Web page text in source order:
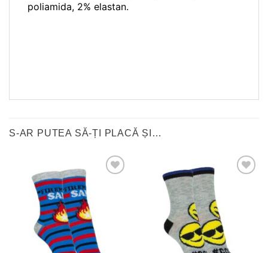
poliamida, 2% elastan.
S-AR PUTEA SĂ-ȚI PLACĂ ȘI…